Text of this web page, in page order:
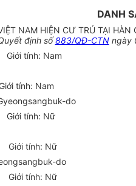
DANH
NAM HIỆN CƯ TRÚ TẠI
định số883/QĐ-CTNngày
tính: Nam
tính: Nam
do
tính: Nữ
tính: Nữ
do
tính: Nữ